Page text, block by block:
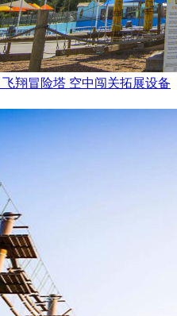
翔冒险塔 空中闯关拓展设备